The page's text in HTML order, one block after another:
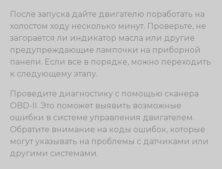
После запуска дайте двигателю поработать на
холостом ходу несколько минут. Проверьте, не
загорается ли индикатор масла или другие
предупреждающие лампочки на приборной
панели. Если все в порядке, можно переходить
к следующему этапу.
Проведите диагностику с помощью сканера
OBD-II. Это поможет выявить возможные
ошибки в системе управления двигателем.
Обратите внимание на коды ошибок, которые
могут указывать на проблемы с датчиками или
другими системами.